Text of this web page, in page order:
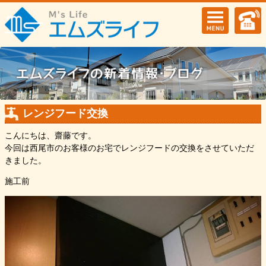
レンジフード交換
こんにちは、齋藤です。
今回は西尾市のお客様のお宅でレンジフードの交換をさせていただ
きました。
施工前